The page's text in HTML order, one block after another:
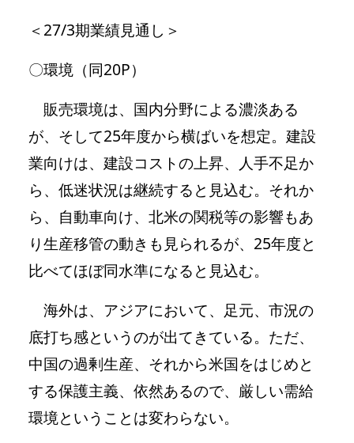
＜27/3期業績見通し＞
〇環境（同20P）
販売環境は、国内分野による濃淡ある
が、そして25年度から横ばいを想定。建設
業向けは、建設コストの上昇、人手不足か
ら、低迷状況は継続すると見込む。それか
ら、自動車向け、北米の関税等の影響もあ
り生産移管の動きも見られるが、25年度と
比べてほぼ同水準になると見込む。
海外は、アジアにおいて、足元、市況の
底打ち感というのが出てきている。ただ、
中国の過剰生産、それから米国をはじめと
する保護主義、依然あるので、厳しい需給
環境ということは変わらない。